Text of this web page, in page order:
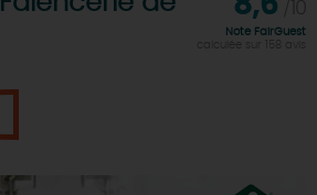
Note FairGuest